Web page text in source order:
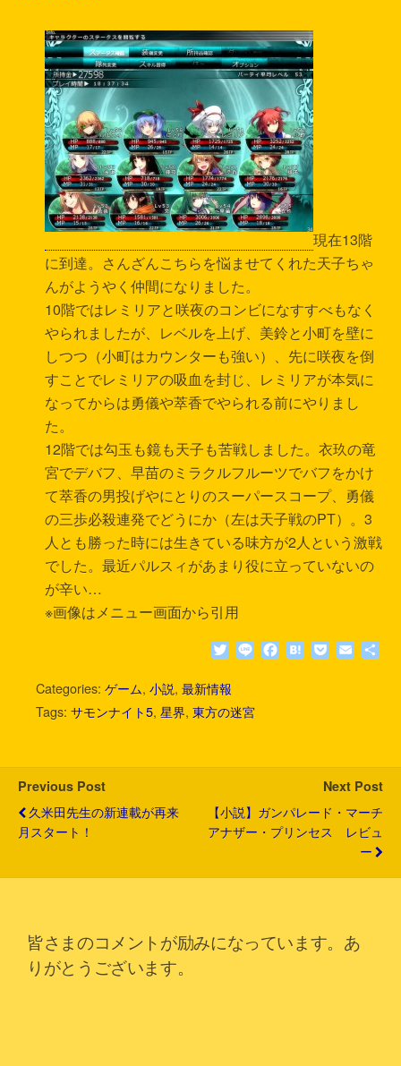
現在13階
に到達。さんざんこちらを悩ませてくれた天子ちゃ
んがようやく仲間になりました。
10階ではレミリアと咲夜のコンビになすすべもなく
やられましたが、レベルを上げ、美鈴と小町を壁に
しつつ（小町はカウンターも強い）、先に咲夜を倒
すことでレミリアの吸血を封じ、レミリアが本気に
なってからは勇儀や萃香でやられる前にやりまし
た。
12階では勾玉も鏡も天子も苦戦しました。衣玖の竜
宮でデバフ、早苗のミラクルフルーツでバフをかけ
て萃香の男投げやにとりのスーパースコープ、勇儀
の三歩必殺連発でどうにか（左は天子戦のPT）。3
人とも勝った時には生きている味方が2人という激戦
でした。最近パルスィがあまり役に立っていないの
が辛い…
※画像はメニュー画面から引用
T
i
t
t
L
F
k
H
P
E
Categories: ゲーム, 小説, 最新情報
Tags: サモンナイト5, 星界, 東方の迷宮
Previous Post
久米田先生の新連載が再来
月スタート！
Next Post
【小説】ガンパレード・マーチ
アナザー・プリンセス レビュ
ー
皆さまのコメントが励みになっています。あ
りがとうございます。